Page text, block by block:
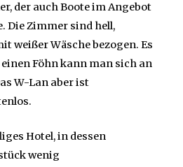
der auch Boote im Angebot
Die Zimmer sind hell,
weißer Wäsche bezogen. Es
Föhn kann man sich an
W-Lan aber ist
Hotel, in dessen
wenig